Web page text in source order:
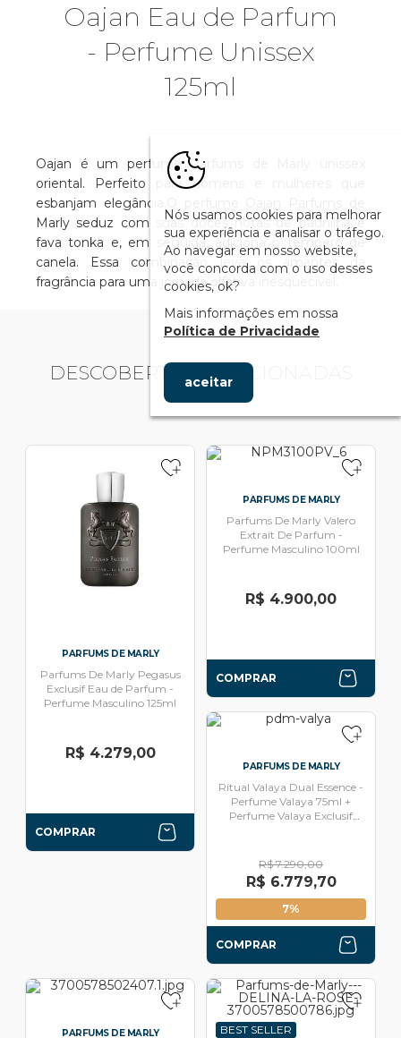
Oajan Eau de Parfum
- Perfume Unissex
125ml
Oajan é um perfume Parfums de Marly unissex
oriental. Perfeito para homens e mulheres que
esbanjam elegância.O perfume Oajan Parfums de
Marly seduz com suas doces notas de baunilha e
fava tonka e, em seguida, adiciona o tempero de
canela. Essa combinação leva os amantes da
fragrância para uma jornada olfativa inesquecível.
DESCOBERTAS RELACIONADAS
PARFUMS DE MARLY
Parfums De Marly Pegasus
Exclusif Eau de Parfum -
Perfume Masculino 125ml
R$ 4.279,00
COMPRAR
PARFUMS DE MARLY
Parfums De Marly Valero
Extrait De Parfum -
Perfume Masculino 100ml
R$ 4.900,00
COMPRAR
PARFUMS DE MARLY
Ritual Valaya Dual Essence -
Perfume Valaya 75ml +
Perfume Valaya Exclusif
R$ 7.290,00
R$ 6.779,70
7%
COMPRAR
PARFUMS DE MARLY BEST SELLER
Nós usamos cookies para melhorar
sua experiência e analisar o tráfego.
Ao navegar em nosso website,
você concorda com o uso desses
cookies, ok?
Mais informações em nossa
Política de Privacidade
aceitar